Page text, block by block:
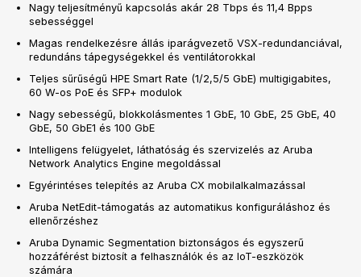
Nagy teljesítményű kapcsolás akár 28 Tbps és 11,4 Bpps
sebességgel
Magas rendelkezésre állás iparágvezető VSX-redundanciával,
redundáns tápegységekkel és ventilátorokkal
Teljes sűrűségű HPE Smart Rate (1/2,5/5 GbE) multigigabites,
60 W-os PoE és SFP+ modulok
Nagy sebességű, blokkolásmentes 1 GbE, 10 GbE, 25 GbE, 40
GbE, 50 GbE1 és 100 GbE
Intelligens felügyelet, láthatóság és szervizelés az Aruba
Network Analytics Engine megoldással
Egyérintéses telepítés az Aruba CX mobilalkalmazással
Aruba NetEdit-támogatás az automatikus konfiguráláshoz és
ellenőrzéshez
Aruba Dynamic Segmentation biztonságos és egyszerű
hozzáférést biztosít a felhasználók és az IoT-eszközök
számára